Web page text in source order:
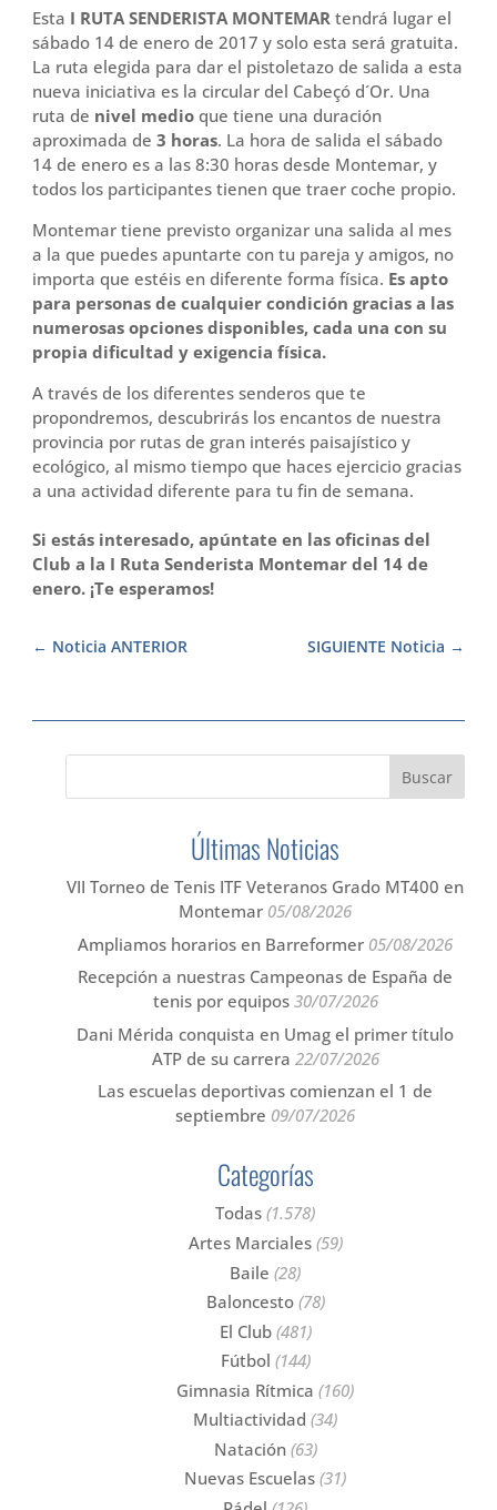
Esta I RUTA SENDERISTA MONTEMAR tendrá lugar el
sábado 14 de enero de 2017 y solo esta será gratuita.
La ruta elegida para dar el pistoletazo de salida a esta
nueva iniciativa es la circular del Cabeçó d´Or. Una
ruta de nivel medio que tiene una duración
aproximada de3 horas. La hora de salida el sábado
14 de enero es a las 8:30 horas desde Montemar, y
todos los participantes tienen que traer coche propio.
Montemar tiene previsto organizar una salida al mes
a la que puedes apuntarte con tu pareja y amigos, no
importa que estéis en diferente forma física. Es apto
para personas de cualquier condición gracias a las
numerosas opciones disponibles, cada una con su
propia dificultad y exigencia física.
A través de los diferentes senderos que te
propondremos, descubrirás los encantos de nuestra
provincia por rutas de gran interés paisajístico y
ecológico, al mismo tiempo que haces ejercicio gracias
a una actividad diferente para tu fin de semana.
Si estás interesado, apúntate en las oficinas del
Club a la I Ruta Senderista Montemar del 14 de
enero. ¡Te esperamos!
SIGUIENTE Noticia
Noticia ANTERIOR
Últimas Noticias
VII Torneo de Tenis ITF Veteranos Grado MT400 en
Montemar 05/08/2026
Ampliamos horarios en Barreformer 05/08/2026
Recepción a nuestras Campeonas de España de
tenis por equipos 30/07/2026
Dani Mérida conquista en Umag el primer título
ATP de su carrera 22/07/2026
Las escuelas deportivas comienzan el 1 de
septiembre 09/07/2026
Categorías
Todas (1.578)
Artes Marciales(59)
Baile (28)
Baloncesto(78)
El Club(481)
Fútbol (144)
Gimnasia Rítmica (160)
Multiactividad (34)
Natación(63)
Nuevas Escuelas (31)